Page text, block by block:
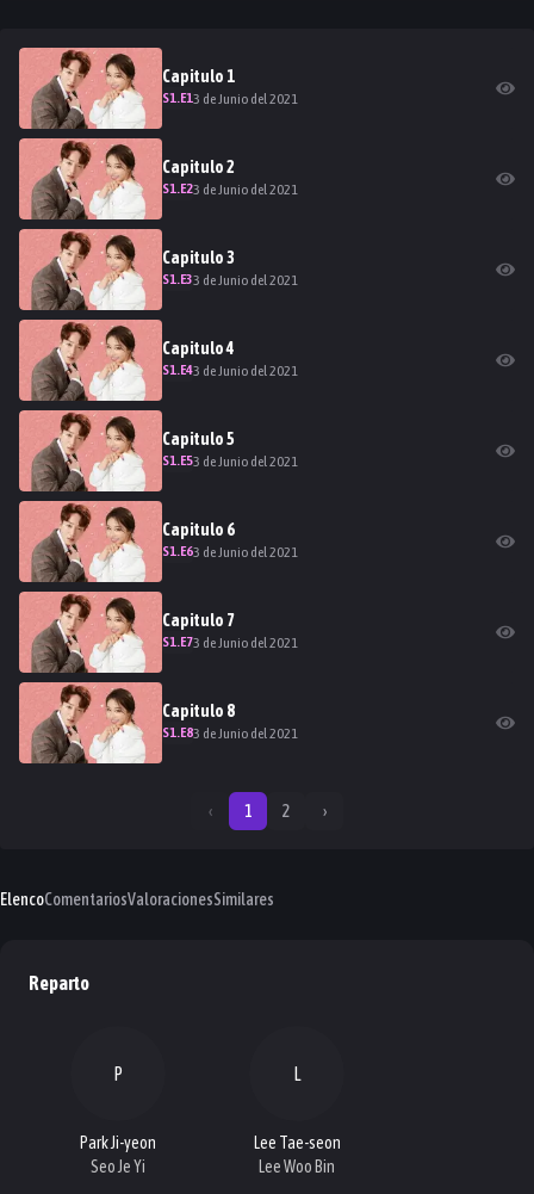
Capitulo 1
S1.E13 de Junio del 2021
Capitulo2
S1.E23 de Junio del 2021
Capitulo3
S1.E33 de Junio del 2021
Capitulo4
S1.E43 de Junio del 2021
Capitulo5
S1.E53 de Junio del 2021
Capitulo 6
S1.E63 de Junio del 2021
Capitulo 7
S1.E73 de Junio del 2021
Capitulo 8
S1.E83 de Junio del 2021
‹ 1 2 ›
ElencoComentariosValoracionesSimilares
Reparto
P
Park Ji-yeon
Seo Je Yi
L
Lee Tae-seon
Lee Woo Bin